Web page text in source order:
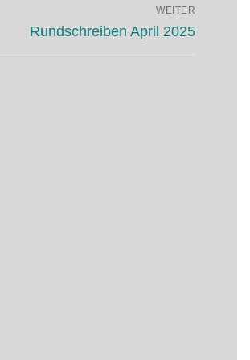
WEITER
Nächster
Rundschreiben April 2025